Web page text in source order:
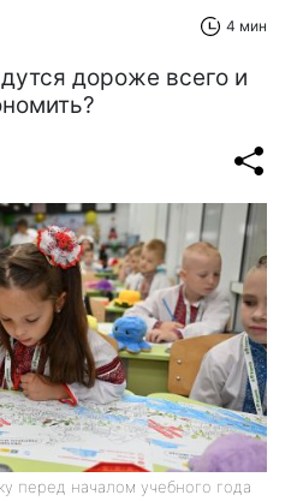
4 мин
дороже всего и
перед началом учебного года